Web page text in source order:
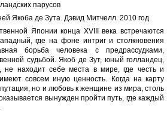
парусов
Якоба де Зута. Дэвид Митчелл. 2010 год.
Японии конца XVIII века встречаются
где на фоне интриг и столкновения
борьба человека с предрассудками,
судьбой. Якоб де Зут, юный голландец,
не находит себе места в мире, где честь и
совсем иную ценность. Когда на карту
но и любовь к женщине из мира, столь
вынужден пройти путь, где каждый